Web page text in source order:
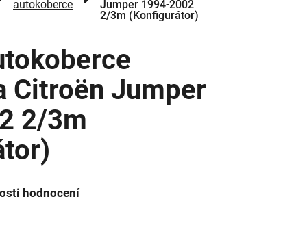
autokoberce
Jumper 1994-2002
2/3m (Konfigurátor)
Citroën Jumper
2/3m
hodnocení